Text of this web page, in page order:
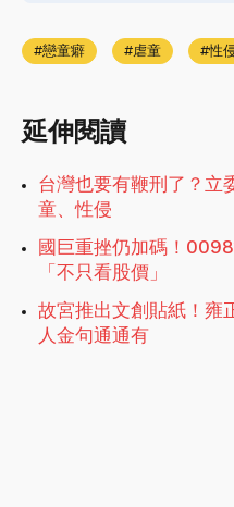
戀童癖 虐童 性
延伸閱讀
台灣也要有鞭刑了？立
童、性侵
國巨重挫仍加碼！
「不只看股價」
故宮推出文創貼紙！雍
人金句通通有